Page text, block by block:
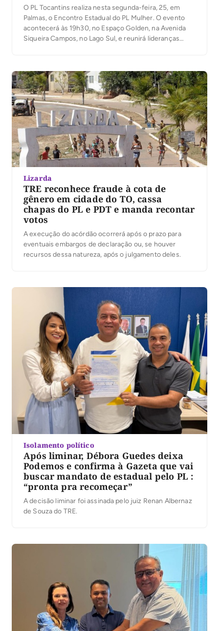
O PL Tocantins realiza nesta segunda-feira, 25, em
Palmas, o Encontro Estadual do PL Mulher. O evento
acontecerá às 19h30, no Espaço Golden, na Avenida
Siqueira Campos, no Lago Sul, e reunirá lideranças
programação será conduzida pela presidente do PL
Mulher […]
Lizarda
TRE reconhece fraude à cota de
gênero em cidade do TO, cassa
chapas do PL e PDT e manda recontar
votos
A execução do acórdão ocorrerá após o prazo para
eventuais embargos de declaração ou, se houver
recursos dessa natureza, após o julgamento deles.
Isolamento político
Após liminar, Débora Guedes deixa
Podemos e confirma à Gazeta que vai
buscar mandato de estadual pelo PL :
“pronta pra recomeçar”
A decisão liminar foi assinada pelo juiz Renan Albernaz
de Souza do TRE.